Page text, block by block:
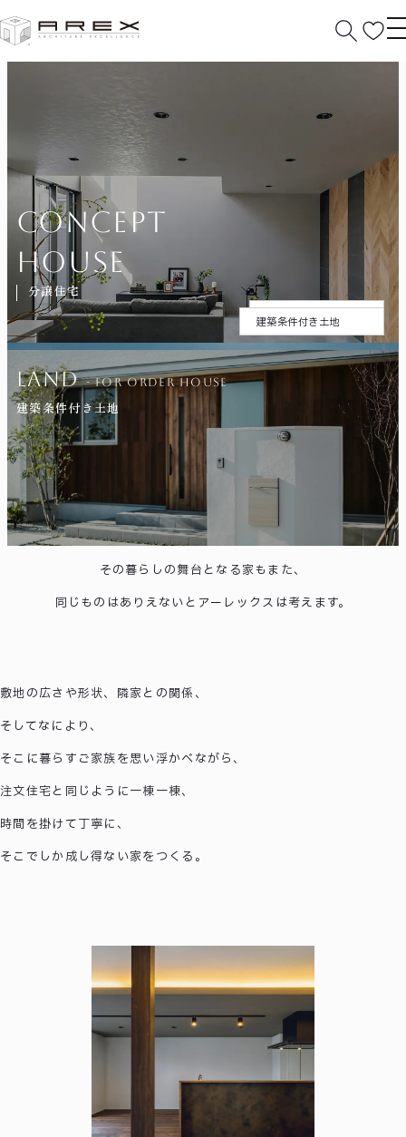
分譲住宅
concept
house
open house
今週の見学会場
今週の見学会場
LAND- for ORDER HOUSE
建築条件付き土地
建築条件付き土地
唯一無二の毎日を、
つくる。
ひとつとして同じ暮らしがないように、
その暮らしの舞台となる家もまた、
同じものはありえないとアーレックスは考えます。
敷地の広さや形状、隣家との関係、
そしてなにより、
そこに暮らすご家族を思い浮かべながら、
注文住宅と同じように一棟一棟、
時間を掛けて丁寧に、
そこでしか成し得ない家をつくる。